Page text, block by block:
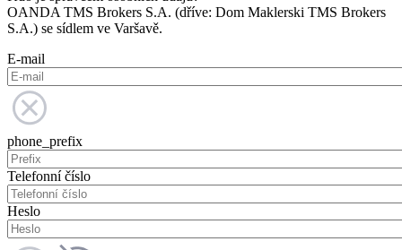
OANDA TMS Brokers S.A. (dříve: Dom Maklerski TMS Brokers
S.A.) se sídlem ve Varšavě.
E-mail
phone_prefix
Telefonní číslo
Heslo